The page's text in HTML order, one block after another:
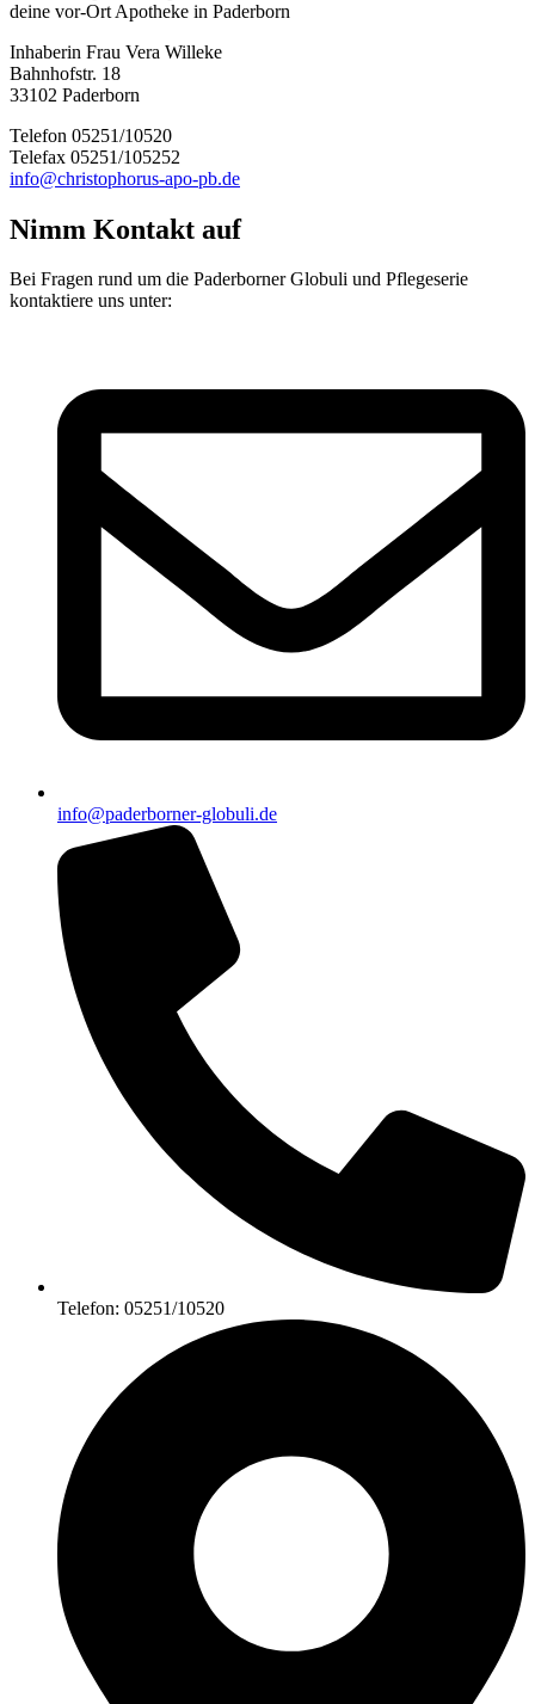
deine vor-Ort Apotheke in Paderborn
Inhaberin Frau Vera Willeke
Bahnhofstr. 18
33102 Paderborn
Telefon 05251/10520
Telefax 05251/105252
info@christophorus-apo-pb.de
Nimm Kontakt auf
Bei Fragen rund um die Paderborner Globuli und Pflegeserie
kontaktiere uns unter:
info@paderborner-globuli.de
Telefon: 05251/10520